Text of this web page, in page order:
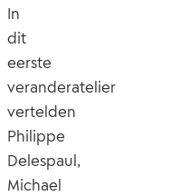
In
dit
eerste
veranderatelier
vertelden
Philippe
Delespaul,
Michael